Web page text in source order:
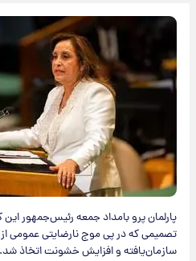
تصمیمی که در پی موج نارضایتی عمومی
سازمان‌یافته و افزایش خشونت اتخاذ شد.